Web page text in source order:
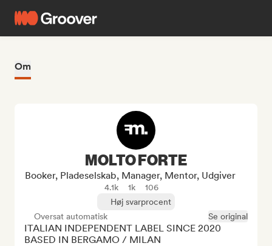
Om
MOLTO FORTE
Booker, Pladeselskab, Manager, Mentor, Udgiver
4.1k 1k
106
Høj svarprocent
Oversat automatisk
Se original
ITALIAN INDEPENDENT LABEL SINCE 2020
BASED IN BERGAMO / MILAN